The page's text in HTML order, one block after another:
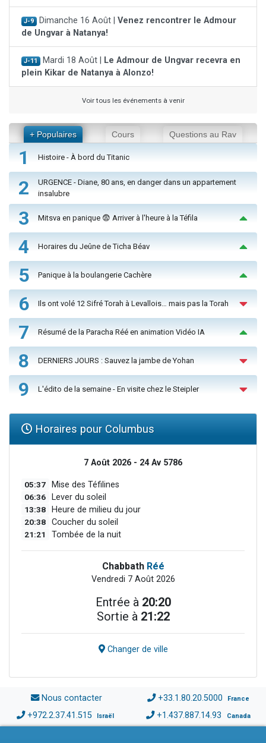
J-9 Dimanche 16 Août | Venez rencontrer le Admour
de Ungvar à Natanya!
J-11 Mardi 18 Août |
Le Admour de Ungvar recevra en
plein Kikar de Natanya à Alonzo!
Voir tous les événements à venir
+ Populaires Cours Questions au Rav
1 Histoire - À bord du Titanic
2
URGENCE - Diane, 80 ans, en danger dans un appartement
insalubre
3 Mitsva en panique 😨 Arriver à l'heure à la Téfila
4 Horaires du Jeûne de Ticha Béav
5 Panique à la boulangerie Cachère
6 Ils ont volé 12 Sifré Torah à Levallois… mais pas la Torah
7 Résumé de la Paracha Réé en animation Vidéo IA
8 DERNIERS JOURS : Sauvez la jambe de Yohan
9 L'édito de la semaine - En visite chez le Steipler
Horaires pour Columbus
7 Août 2026 - 24 Av 5786
05:37 Mise des Téfilines
06:36 Lever du soleil
13:38 Heure de milieu du jour
20:38 Coucher du soleil
21:21 Tombée de la nuit
Chabbath Réé
Vendredi 7 Août 2026
Entrée à 20:20
Sortie à 21:22
Changer de ville
Nous contacter +33.1.80.20.5000 France
+972.2.37.41.515 Israël +1.437.887.14.93 Canada